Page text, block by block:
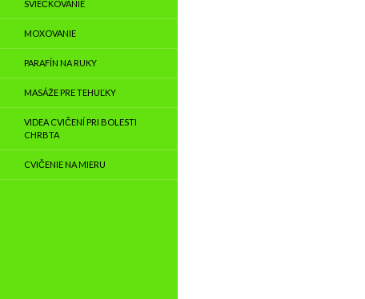
SVIEČKOVANIE
MOXOVANIE
PARAFÍN NA RUKY
MASÁŽE PRE TEHUĽKY
VIDEA CVIČENÍ PRI BOLESTI
CHRBTA
CVIČENIE NA MIERU